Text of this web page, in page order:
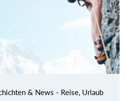
& News - Reise, Urlaub